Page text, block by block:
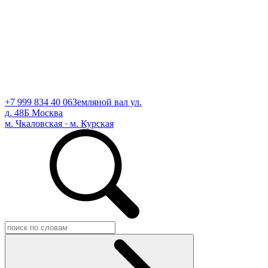
+7 999 834 40 06Земляной вал ул.
д. 48Б Москва
м. Чкаловская · м. Курская